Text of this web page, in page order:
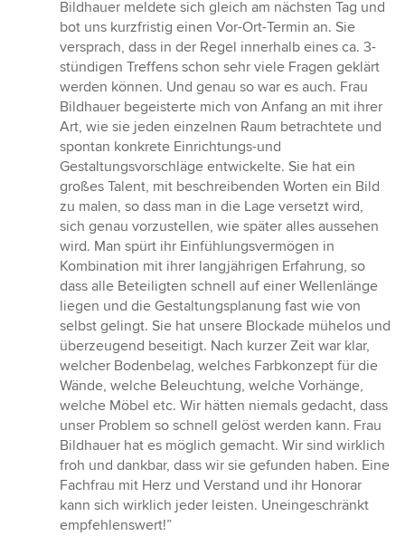
Bildhauer meldete sich gleich am nächsten Tag und
bot uns kurzfristig einen Vor-Ort-Termin an. Sie
versprach, dass in der Regel innerhalb eines ca. 3-
stündigen Treffens schon sehr viele Fragen geklärt
werden können. Und genau so war es auch. Frau
Bildhauer begeisterte mich von Anfang an mit ihrer
Art, wie sie jeden einzelnen Raum betrachtete und
spontan konkrete Einrichtungs-und
Gestaltungsvorschläge entwickelte. Sie hat ein
großes Talent, mit beschreibenden Worten ein Bild
zu malen, so dass man in die Lage versetzt wird,
sich genau vorzustellen, wie später alles aussehen
wird. Man spürt ihr Einfühlungsvermögen in
Kombination mit ihrer langjährigen Erfahrung, so
dass alle Beteiligten schnell auf einer Wellenlänge
liegen und die Gestaltungsplanung fast wie von
selbst gelingt. Sie hat unsere Blockade mühelos und
überzeugend beseitigt. Nach kurzer Zeit war klar,
welcher Bodenbelag, welches Farbkonzept für die
Wände, welche Beleuchtung, welche Vorhänge,
welche Möbel etc. Wir hätten niemals gedacht, dass
unser Problem so schnell gelöst werden kann. Frau
Bildhauer hat es möglich gemacht. Wir sind wirklich
froh und dankbar, dass wir sie gefunden haben. Eine
Fachfrau mit Herz und Verstand und ihr Honorar
kann sich wirklich jeder leisten. Uneingeschränkt
empfehlenswert!”